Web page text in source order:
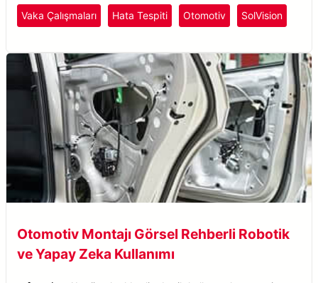
simüle ederek bir AI modelini eğitir.
Vaka Çalışmaları Hata Tespiti Otomotiv SolVision
Otomotiv Montajı Görsel Rehberli Robotik
ve Yapay Zeka Kullanımı